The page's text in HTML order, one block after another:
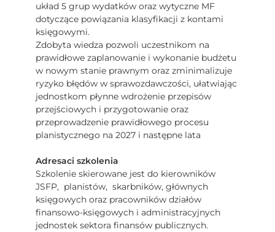
układ 5 grup wydatków oraz wytyczne MF
dotyczące powiązania klasyfikacji z kontami
księgowymi.
Zdobyta wiedza pozwoli uczestnikom na
prawidłowe zaplanowanie i wykonanie budżetu
w nowym stanie prawnym oraz zminimalizuje
ryzyko błędów w sprawozdawczości, ułatwiając
jednostkom płynne wdrożenie przepisów
przejściowych i przygotowanie oraz
przeprowadzenie prawidłowego procesu
planistycznego na 2027 i następne lata
Adresaci szkolenia
Szkolenie skierowane jest do kierowników
JSFP, planistów, skarbników, głównych
księgowych oraz pracowników działów
finansowo-księgowych i administracyjnych
jednostek sektora finansów publicznych.